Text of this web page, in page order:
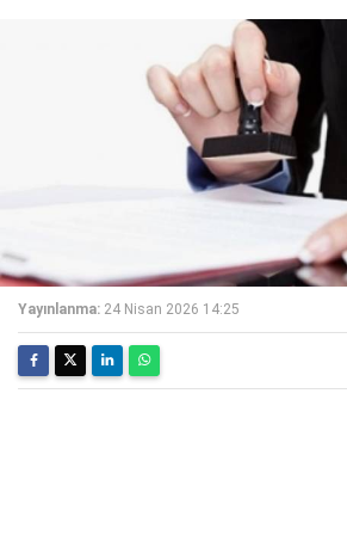
Yayınlanma: 24 Nisan 2026 14:25